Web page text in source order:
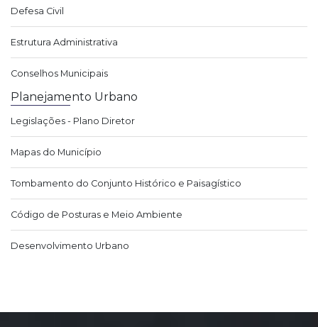
Defesa Civil
Estrutura Administrativa
Conselhos Municipais
Planejamento Urbano
Legislações - Plano Diretor
Mapas do Município
Tombamento do Conjunto Histórico e Paisagístico
Código de Posturas e Meio Ambiente
Desenvolvimento Urbano